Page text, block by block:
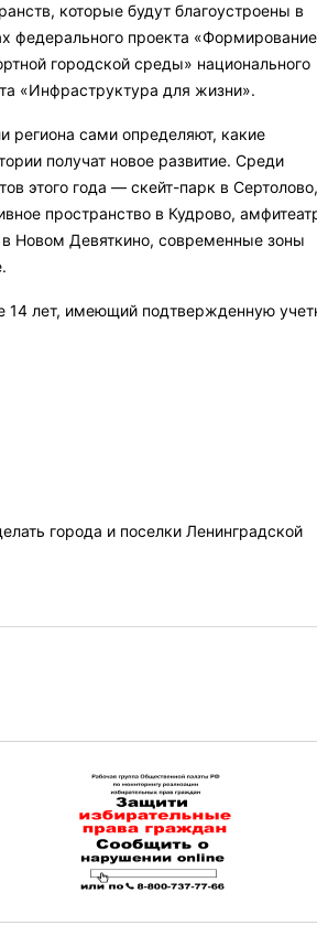
которые будут благоустроены в
федерального проекта «Формирование
городской среды» национального
«Инфраструктура для жизни».
региона сами определяют, какие
получат новое развитие. Среди
этого года — скейт-парк в Сертолово,
пространство в Кудрово,
в Новом Девяткино, современные зоны
14 лет, имеющий подтвержденную
города и поселки Ленинградской